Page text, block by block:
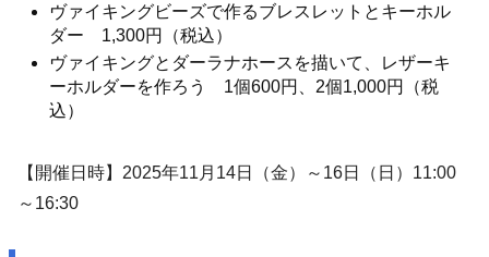
ヴァイキングビーズで作るブレスレットとキーホル
ダー 1,300円（税込）
ヴァイキングとダーラナホースを描いて、レザーキ
ーホルダーを作ろう 1個600円、2個1,000円（税
込）
【開催日時】2025年11月14日（金）～16日（日）11:00
～16:30